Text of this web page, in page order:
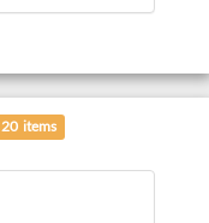
20 items